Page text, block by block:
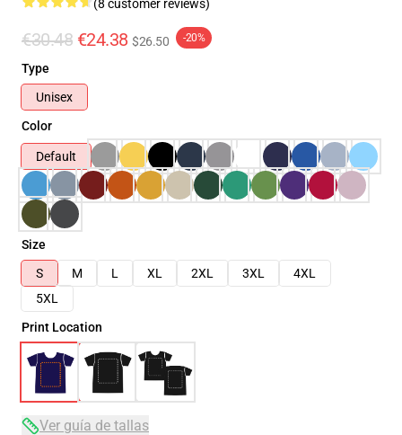
(8 customer reviews)
€30.48 €24.38 $26.50 -20%
Type
Unisex
Color
Default
Size
S
M L XL 2XL 3XL
4XL
5XL
Print Location
Ver guía de tallas